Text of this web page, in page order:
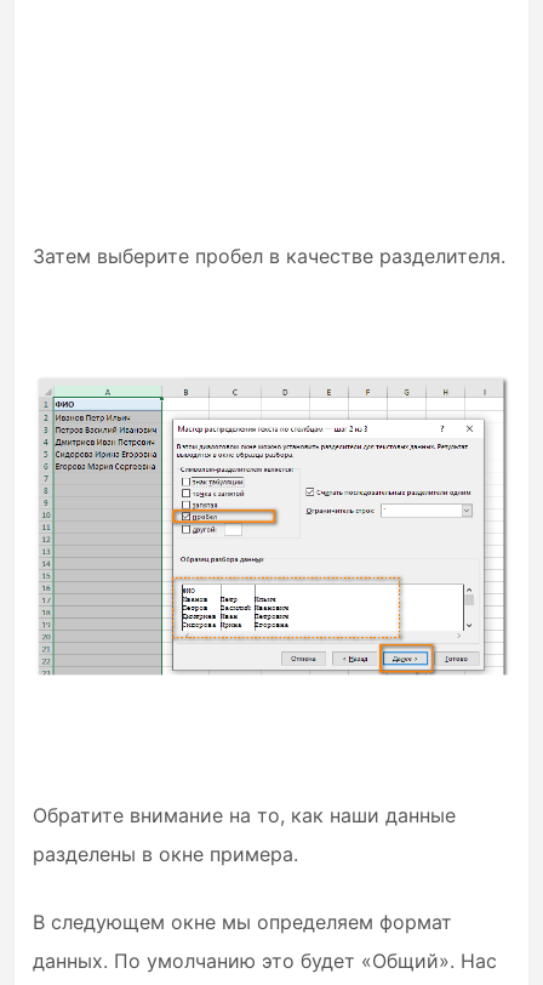
Затем выберите пробел в качестве разделителя.
Обратите внимание на то, как наши данные
разделены в окне примера.
В следующем окне мы определяем формат
данных. По умолчанию это будет «Общий». Нас